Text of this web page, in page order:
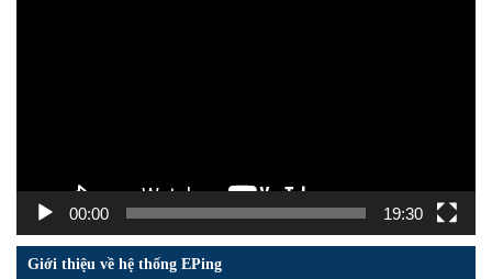
00:00 19:30
Giới thiệu về hệ thống EPing